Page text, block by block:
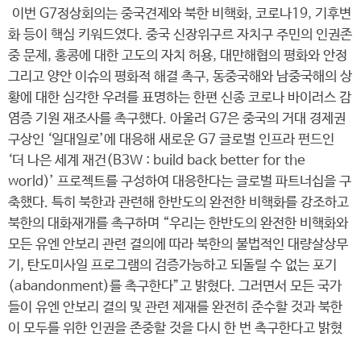
이번 G7정상회의는 중국견제와 북한 비핵화, 코로나19, 기후변
화 등이 핵심 키워드였다. 중국 신장위구르 자치구 주민의 인권존
중 문제, 홍콩에 대한 고도의 자치 허용, 대만해협의 평화와 안정
그리고 양안 이슈의 평화적 해결 촉구, 동중국해와 남중국해의 상
황에 대한 심각한 우려를 표명하는 한편 신종 코로나 바이러스 감
염증 기원 재조사를 촉구했다. 아울러 G7은 중국의 거대 경제권
구상인 ‘일대일로’에 대응해 새로운 G7 글로벌 인프라 펀드인
‘더 나은 세계 재건(B3W : build back better for the
world)’ 프로젝트를 구성하여 대응한다는 글로벌 파트너십을 구
축했다. 특히 북한과 관련해 한반도의 완전한 비핵화를 강조하고
북한의 대화재개를 촉구하며 “우리는 한반도의 완전한 비핵화와
모든 유엔 안보리 관련 결의에 따라 북한의 불법적인 대량살상무
기, 탄도미사일 프로그램의 검증가능하고 되돌릴 수 없는 포기
(abandonment)를 촉구한다”고 밝혔다. 그러면서 모든 국가
들이 유엔 안보리 결의 및 관련 제재를 완전히 준수할 것과 북한
이 모두를 위한 인권을 존중할 것을 다시 한 번 촉구한다고 밝혔